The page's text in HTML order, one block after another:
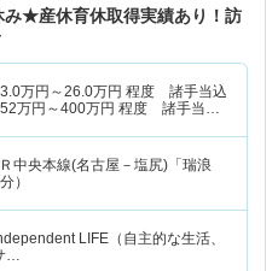
★産休育休取得実績あり！訪
万円～26.0万円 程度 諸手当込
万円～400万円 程度 諸手当・
Ｒ中央本線(名古屋－塩尻)「瑞浪
）
LIFE（自主的な生活、
…